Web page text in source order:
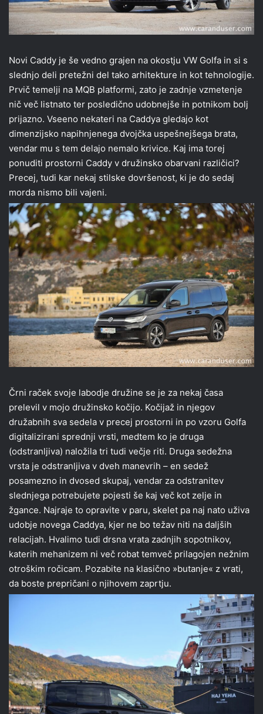
Novi Caddy je še vedno grajen na okostju VW Golfa in si s
slednjo deli pretežni del tako arhitekture in kot tehnologije.
Prvič temelji na MQB platformi, zato je zadnje vzmetenje
nič več listnato ter posledično udobnejše in potnikom bolj
prijazno. Vseeno nekateri na Caddya gledajo kot
dimenzijsko napihnjenega dvojčka uspešnejšega brata,
vendar mu s tem delajo nemalo krivice. Kaj ima torej
ponuditi prostorni Caddy v družinsko obarvani različici?
Precej, tudi kar nekaj stilske dovršenost, ki je do sedaj
morda nismo bili vajeni.
Črni raček svoje labodje družine se je za nekaj časa
prelevil v mojo družinsko kočijo. Kočijaž in njegov
družabnih sva sedela v precej prostorni in po vzoru Golfa
digitalizirani sprednji vrsti, medtem ko je druga
(odstranljiva) naložila tri tudi večje riti. Druga sedežna
vrsta je odstranljiva v dveh manevrih – en sedež
posamezno in dvosed skupaj, vendar za odstranitev
slednjega potrebujete pojesti še kaj več kot zelje in
žgance. Najraje to opravite v paru, skelet pa naj nato uživa
udobje novega Caddya, kjer ne bo težav niti na daljših
relacijah. Hvalimo tudi drsna vrata zadnjih sopotnikov,
katerih mehanizem ni več robat temveč prilagojen nežnim
otroškim ročicam. Pozabite na klasično »butanje« z vrati,
da boste prepričani o njihovem zaprtju.